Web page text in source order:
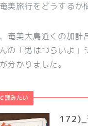
美旅行をどうするか
奄美大島近くの加
の「男はつらいよ
分かりました。
172)_